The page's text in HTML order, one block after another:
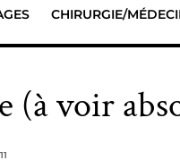
CHIRURGIE/
(à voir